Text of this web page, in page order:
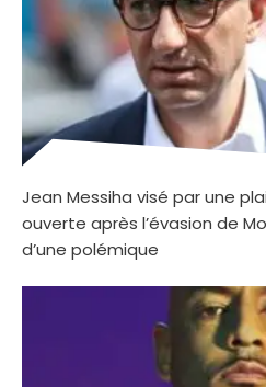
Jean Messiha visé par une
ouverte après l’évasion de
d’une polémique